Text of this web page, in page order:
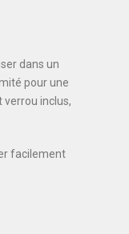
dans un
pour une
inclus,
facilement